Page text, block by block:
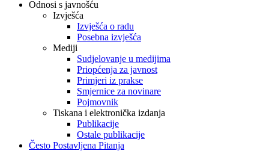
Odnosi s javnošću
Izvješća
Izvješća o radu
Posebna izvješća
Mediji
Sudjelovanje u medijima
Priopćenja za javnost
Primjeri iz prakse
Smjernice za novinare
Pojmovnik
Tiskana i elektronička izdanja
Publikacije
Ostale publikacije
Često Postavljena Pitanja